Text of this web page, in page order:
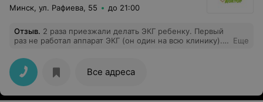
Минск, ул. Рафиева, 55 до 21:00
Отзыв. 2 раза приезжали делать ЭКГ ребенку. Первый
раз не работал аппарат ЭКГ (он один на всю клинику).
отличная, к ней вопросов нет, с детьми общается
доброжелательно. А вот к медсестре (она тоже одна
на несколько кабинетов и бегает между ними) — есть.
Мало того, что совала планшет в лицо ребенку. И
даже после просьбы не показывать ребенку экран
Еще
Все адреса